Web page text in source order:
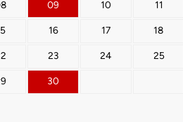
09 10 11
16 17 18
23 24 25
30